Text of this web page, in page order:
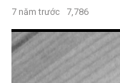
7 năm trước 7,786